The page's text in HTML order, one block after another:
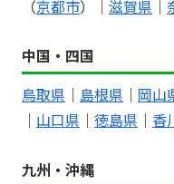
（京都市）｜ 滋賀県 ｜
中国・四国
鳥取県 ｜ 島根県 ｜ 岡山
｜ 山口県 ｜ 徳島県 ｜ 香
九州・沖縄